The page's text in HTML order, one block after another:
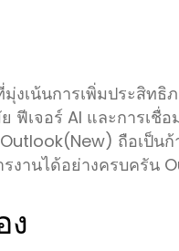
งเน้นการเพิ่มประสิท
ฟีเจอร์ AI และการเชื่
Outlook(New) ถือเป็
รงานได้อย่างครบครั
ง